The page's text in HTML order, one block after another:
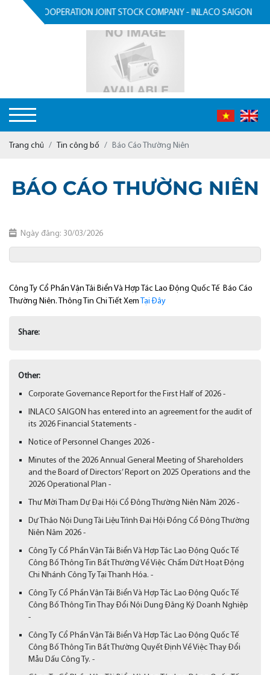
COOPERATION JOINT STOCK COMPANY - INLACO SAIGON
Trang chủ Tin công bố Báo Cáo Thường Niên
BÁO CÁO THƯỜNG NIÊN
Ngày đăng: 30/03/2026
Công Ty Cổ Phần Vận Tải Biển Và Hợp Tác Lao Động Quốc Tế Báo Cáo
Thường Niên. Thông Tin Chi Tiết XemTại Đây
Share:
Other:
Corporate Governance Report for the First Half of 2026 -
INLACO SAIGON has entered into an agreement for the audit of
its 2026 Financial Statements -
Notice of Personnel Changes 2026 -
Minutes of the 2026 Annual General Meeting of Shareholders
and the Board of Directors’ Report on 2025 Operations and the
2026 Operational Plan -
Thư Mời Tham Dự Đại Hội Cổ Đông Thường Niên Năm 2026 -
Dự Thảo Nội Dung Tài Liệu Trình Đại Hội Đồng Cổ Đông Thường
Niên Năm 2026 -
Công Ty Cổ Phần Vận Tải Biển Và Hợp Tác Lao Động Quốc Tế
Công Bố Thông Tin Bất Thường Về Việc Chấm Dứt Hoạt Động
Chi Nhánh Công Ty Tại Thanh Hóa. -
Công Ty Cổ Phần Vận Tải Biển Và Hợp Tác Lao Động Quốc Tế
Công Bố Thông Tin Thay Đổi Nội Dung Đăng Ký Doanh Nghiệp
-
Công Ty Cổ Phần Vận Tải Biển Và Hợp Tác Lao Động Quốc Tế
Công Bố Thông Tin Bất Thường Quyết Định Về Việc Thay Đổi
Mẫu Dấu Công Ty. -